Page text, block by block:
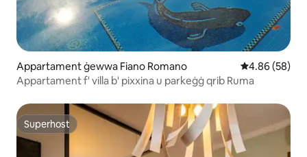
Appartament ġewwa Fiano Romano Rating medju
4.86 (58)
Appartament f' villa b' pixxina u parkeġġ qrib Ruma
Superhost
Superhost